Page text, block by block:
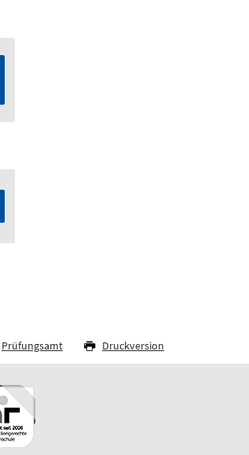
Prüfungsamt Druckversion